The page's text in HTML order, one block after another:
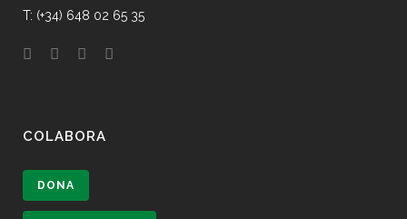
T: (+34) 648 02 65 35
COLABORA
DONA